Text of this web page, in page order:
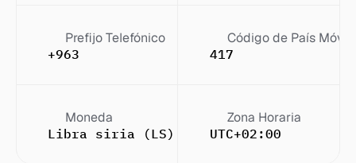
Prefijo Telefónico
+963
Código de País Móvil
417
Moneda
Libra siria (LS)
Zona Horaria
UTC+02:00